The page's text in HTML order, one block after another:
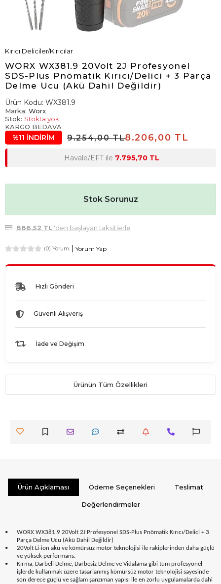
Kırıcı Deliciler/Kırıcılar
WORX WX381.9 20Volt 2J Profesyonel
SDS-Plus Pnömatik Kırıcı/Delici + 3 Parça
Delme Ucu (Akü Dahil Değildir)
Ürün Kodu: WX381.9
Marka: Worx
Stok: Stokta yok
KARGO BEDAVA
%11 İNDİRİM 9.254,00 TL8.206,00 TL
Havale/EFT ile 7.795,70 TL
Stok Sorunuz
886,52 TL'den başlayan taksitlerle
(0) Yorum Yorum Yap
Hızlı Gönderi
Güvenli Alışveriş
İade ve Değişim
Ürünün Tüm Özellikleri
Ürün Açıklaması Ödeme Seçenekleri Teslimat
Değerlendirmeler
•
WORX WX381.9 20Volt 2J Profesyonel SDS-Plus Pnömatik Kırıcı/Delici + 3
Parça Delme Ucu (Akü Dahil Değildir)
•
20Volt Li-ion akü ve kömürsüz motor teknolojisi ile rakiplerinden daha güçlü
ve yüksek performans.
•
Kırma, Darbeli Delme, Darbesiz Delme ve Vidalama gibi tüm profesyonel
işlerde kullanmak üzere tasarlanmış kömürsüz motor teknolojisi sayesinde
son derece güçlü ve sağlam şanzıman yapısı ile en zorlu uygulamalarda dahi